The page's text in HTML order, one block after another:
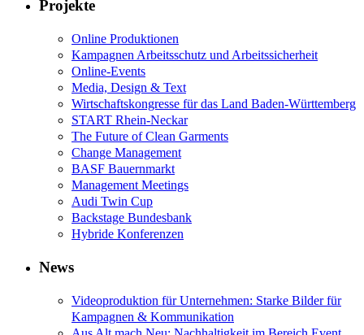
Projekte
Online Produktionen
Kampagnen Arbeitsschutz und Arbeitssicherheit
Online-Events
Media, Design & Text
Wirtschaftskongresse für das Land Baden-Württemberg
START Rhein-Neckar
The Future of Clean Garments
Change Management
BASF Bauernmarkt
Management Meetings
Audi Twin Cup
Backstage Bundesbank
Hybride Konferenzen
News
Videoproduktion für Unternehmen: Starke Bilder für
Kampagnen & Kommunikation